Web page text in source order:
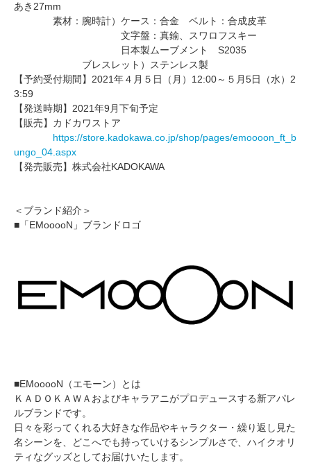
あき27mm
素材：腕時計）ケース：合金 ベルト：合成皮革
文字盤：真鍮、スワロフスキー
日本製ムーブメント S2035
ブレスレット）ステンレス製
【予約受付期間】2021年４月５日（月）12:00～５月5日（水）2
3:59
【発送時期】2021年9月下旬予定
【販売】カドカワストア
https://store.kadokawa.co.jp/shop/pages/emoooon_ft_b
ungo_04.aspx
【発売販売】株式会社KADOKAWA
＜ブランド紹介＞
■「EMooooN」ブランドロゴ
■EMooooN（エモーン）とは
ＫＡＤＯＫＡＷＡおよびキャラアニがプロデュースする新アパレ
ルブランドです。
日々を彩ってくれる大好きな作品やキャラクター・繰り返し見た
名シーンを、どこへでも持っていけるシンプルさで、ハイクオリ
ティなグッズとしてお届けいたします。